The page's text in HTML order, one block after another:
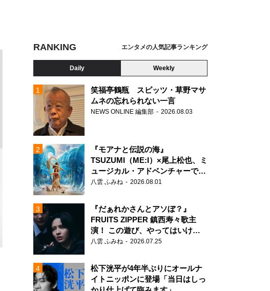
RANKING エンタメの人気記事ランキング
Daily Weekly
笑福亭鶴瓶 スピッツ・草野マサ
ムネの忘れられない一言
NEWS ONLINE 編集部 2026.08.03
『モアナと伝説の海』
TSUZUMI（ME:I）×尾上松也、ミ
ュージカル・アドベンチャーで美
声を響かせる
八雲 ふみね 2026.08.01
『だぁれかさんとアソぼ？』
FRUITS ZIPPER 鎮西寿々歌主
演！ この遊び、やってはいけま
せん。
八雲 ふみね 2026.07.25
松下洸平が4年半ぶりにオールナ
イトニッポンに登場「当日はしっ